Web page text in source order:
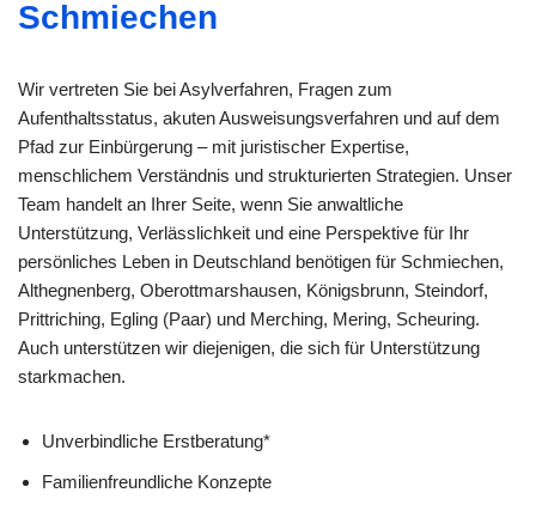
Schmiechen
Wir vertreten Sie bei Asylverfahren, Fragen zum
Aufenthaltsstatus, akuten Ausweisungsverfahren und auf dem
Pfad zur Einbürgerung – mit juristischer Expertise,
menschlichem Verständnis und strukturierten Strategien. Unser
Team handelt an Ihrer Seite, wenn Sie anwaltliche
Unterstützung, Verlässlichkeit und eine Perspektive für Ihr
persönliches Leben in Deutschland benötigen für Schmiechen,
Althegnenberg, Oberottmarshausen, Königsbrunn, Steindorf,
Prittriching, Egling (Paar) und Merching, Mering, Scheuring.
Auch unterstützen wir diejenigen, die sich für Unterstützung
starkmachen.
Unverbindliche Erstberatung*
Familienfreundliche Konzepte